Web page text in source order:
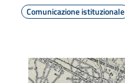
Comunicazione istituzionale